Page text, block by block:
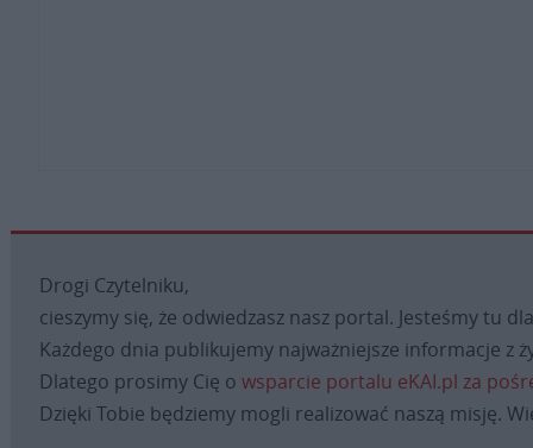
Drogi Czytelniku,
cieszymy się, że odwiedzasz nasz portal. Jesteśmy tu
Każdego dnia publikujemy najważniejsze informacje z
Dlatego prosimy Cię o wsparcie portalu eKAI.pl za
Dzięki Tobie będziemy mogli realizować naszą misję.